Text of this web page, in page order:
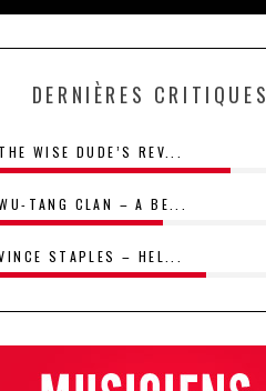
DERNIÈRES CRITIQUES
WISE DUDE’S REV...
TANG CLAN – A BE...
STAPLES – HEL...